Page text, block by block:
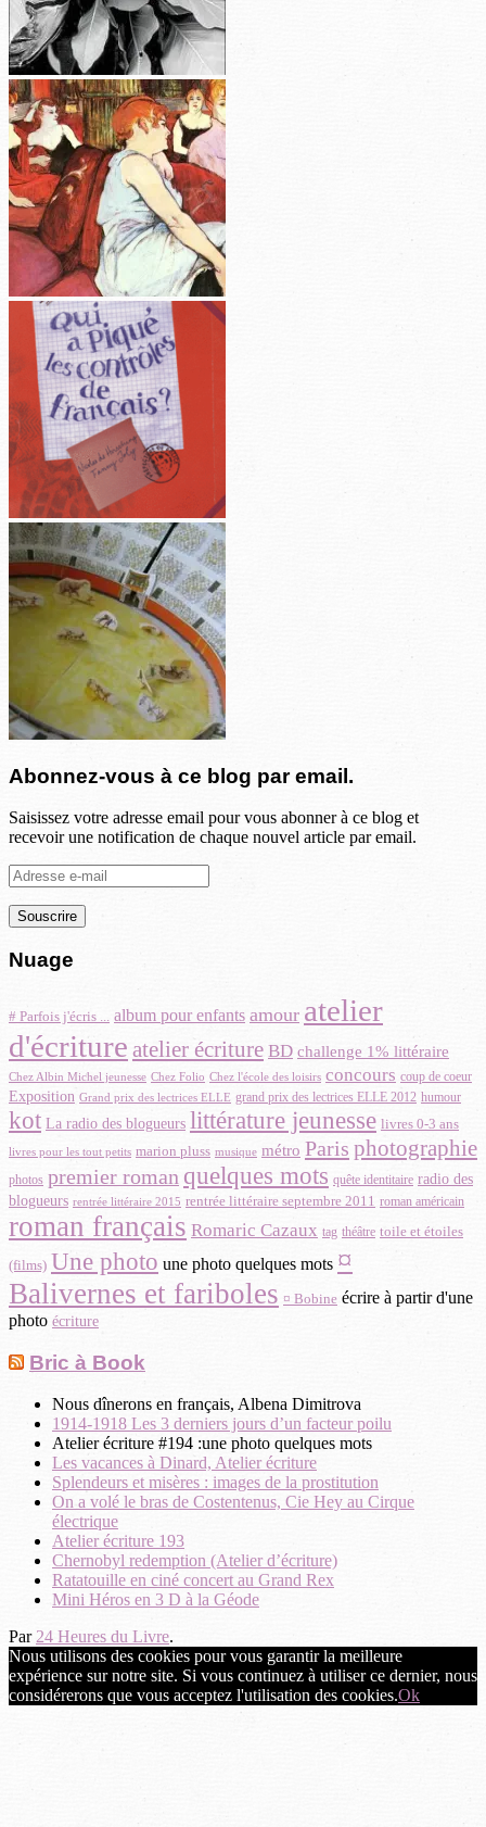
Abonnez-vous à ce blog par email.
Saisissez votre adresse email pour vous abonner à ce blog et
recevoir une notification de chaque nouvel article par email.
Adresse
e-
mail
Nuage
# Parfois j'écris ... album pour enfants amour atelier
d'écriture atelier écriture BD challenge 1% littéraire
Chez Albin Michel jeunesse Chez Folio Chez l'école des loisirs concours coup de coeur
Exposition Grand prix des lectrices ELLE grand prix des lectrices ELLE 2012 humour
kot La radio des blogueurs littérature jeunesse livres 0-3 ans
livres pour les tout petits marion pluss musique métro Paris photographie
photos premier roman quelques mots quête identitaire radio des
blogueurs rentrée littéraire 2015 rentrée littéraire septembre 2011 roman américain
roman français Romaric Cazaux tag théâtre toile et étoiles
(films) Une photo une photo quelques mots ¤
Balivernes et fariboles ¤ Bobine écrire à partir d'une
photo écriture
Bric à Book
Nous dînerons en français, Albena Dimitrova
1914-1918 Les 3 derniers jours d’un facteur poilu
Atelier écriture #194 :une photo quelques mots
Les vacances à Dinard, Atelier écriture
Splendeurs et misères : images de la prostitution
On a volé le bras de Costentenus, Cie Hey au Cirque
électrique
Atelier écriture 193
Chernobyl redemption (Atelier d’écriture)
Ratatouille en ciné concert au Grand Rex
Mini Héros en 3 D à la Géode
Par 24 Heures du Livre.
Nous utilisons des cookies pour vous garantir la meilleure
expérience sur notre site. Si vous continuez à utiliser ce dernier, nous
considérerons que vous acceptez l'utilisation des cookies.Ok